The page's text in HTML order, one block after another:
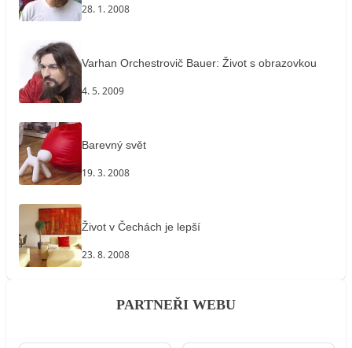
28. 1. 2008
Varhan Orchestrovič Bauer: Život s obrazovkou
4. 5. 2009
Barevný svět
19. 3. 2008
Život v Čechách je lepší
23. 8. 2008
PARTNEŘI WEBU